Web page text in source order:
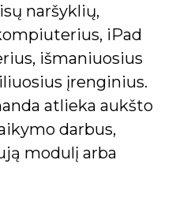
naršyklių,
iPad
išmaniuosius
įrenginius.
atlieka aukšto
darbus,
modulį arba